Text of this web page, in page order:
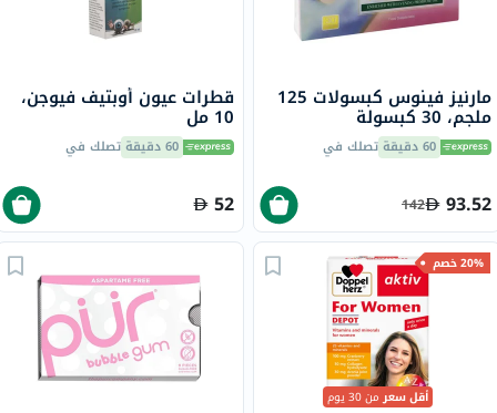
مارنيز فينوس كبسولات 125
ملجم، 30 كبسولة
60 دقيقة تصلك في
93.52
142
قطرات عيون أوبتيف فيوجن،
10 مل
60 دقيقة تصلك في
52
20% خصم
أقل سعرمن 30 يوم